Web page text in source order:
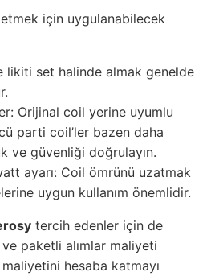
için uygulanabilecek
likiti set halinde almak genelde
Orijinal coil yerine uyumlu
parti coil’ler bazen daha
ve güvenliği doğrulayın.
ayarı: Coil ömrünü uzatmak
uygun kullanım önemlidir.
tercih edenler için de
paketli alımlar maliyeti
hesaba katmayı